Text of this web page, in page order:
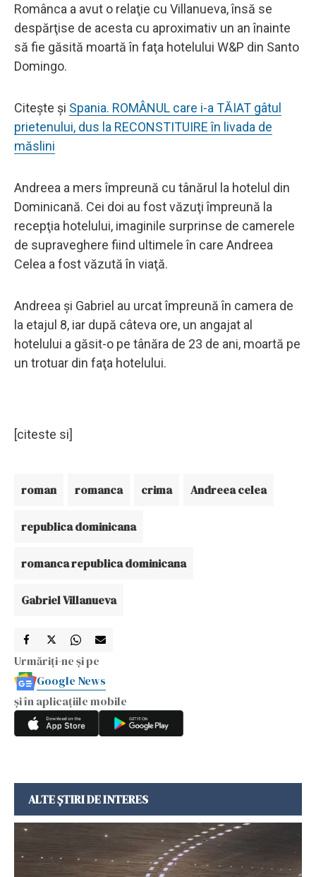
Românca a avut o relaţie cu Villanueva, însă se
despărţise de acesta cu aproximativ un an înainte
să fie găsită moartă în faţa hotelului W&P din Santo
Domingo.
Citește și Spania. ROMÂNUL care i-a TĂIAT gâtul
prietenului, dus la RECONSTITUIRE în livada de
măslini
Andreea a mers împreună cu tânărul la hotelul din
Dominicană. Cei doi au fost văzuţi împreună la
recepţia hotelului, imaginile surprinse de camerele
de supraveghere fiind ultimele în care Andreea
Celea a fost văzută în viaţă.
Andreea şi Gabriel au urcat împreună în camera de
la etajul 8, iar după câteva ore, un angajat al
hotelului a găsit-o pe tânăra de 23 de ani, moartă pe
un trotuar din faţa hotelului.
[citeste si]
roman romanca crima Andreea celea
republica dominicana
romanca republica dominicana
Gabriel Villanueva
Urmăriți-ne și pe
Google News
și în aplicațiile mobile
ALTE ȘTIRI DE INTERES